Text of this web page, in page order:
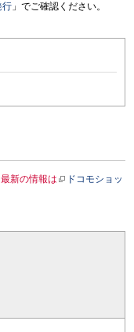
行 」でご確認ください。
新の情報は
ドコモショッ